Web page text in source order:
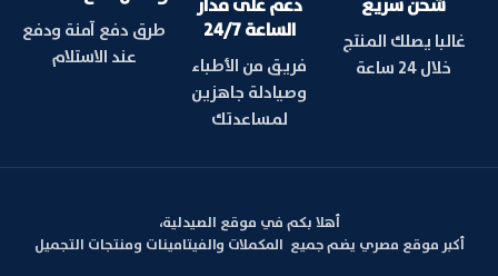
غالبا يصلك المنتج
خلال 24 ساعة
الساعة 24/7
فريق من الأطباء
وصيادلة جاهزين
لمساعدتك
طرق دفع آمنة ودفع
عند الاستلام
أهلا بكم في موقع الصيدلية،
أكبر موقع مصري يضم جميع المكملات والفيتامينات ومنتجات التجميل